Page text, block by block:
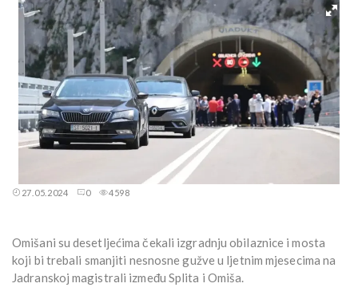
27.05.2024 0 4598
Omišani su desetljećima čekali izgradnju obilaznice i mosta
koji bi trebali smanjiti nesnosne gužve u ljetnim mjesecima na
Jadranskoj magistrali između Splita i Omiša.